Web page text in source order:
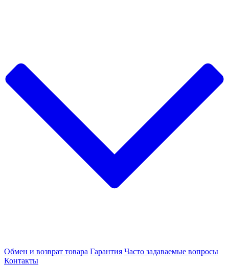
Обмен и возврат товара Гарантия Часто задаваемые вопросы
Контакты